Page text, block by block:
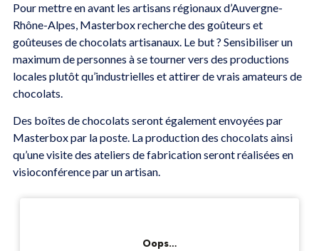
Pour mettre en avant les artisans régionaux d’Auvergne-
Rhône-Alpes, Masterbox recherche des goûteurs et
goûteuses de chocolats artisanaux. Le but ? Sensibiliser un
maximum de personnes à se tourner vers des productions
locales plutôt qu’industrielles et attirer de vrais amateurs de
chocolats.
Des boîtes de chocolats seront également envoyées par
Masterbox par la poste. La production des chocolats ainsi
qu’une visite des ateliers de fabrication seront réalisées en
visioconférence par un artisan.